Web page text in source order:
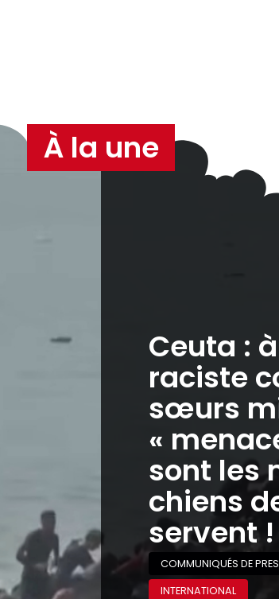
À la une
Ceuta :
raciste
sœurs
«
sont les
chiens
servent !
COMMUNIQUÉS DE
INTERNATIONAL